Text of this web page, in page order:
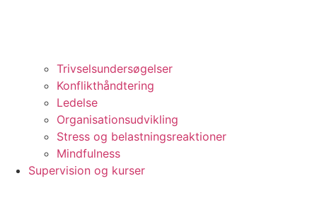
Trivselsundersøgelser
Konflikthåndtering
Ledelse
Organisationsudvikling
Stress og belastningsreaktioner
Mindfulness
Supervision og kurser